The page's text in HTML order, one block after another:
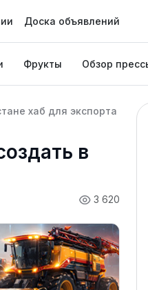
Доска объявлений
Фрукты Обзор
хаб для экспорта
в
3 620